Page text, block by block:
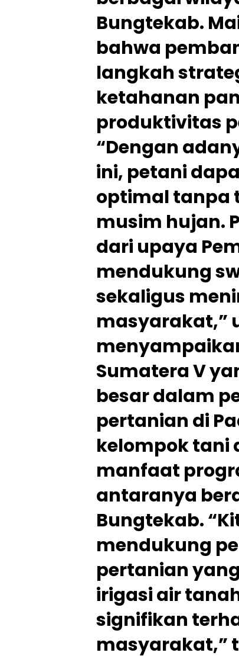
Bungtekab.
bahwa
langkah
ketahanan
produktivitas
“Dengan
ini, petani
optimal tanpa
musim hujan.
dari upaya
mendukung
sekaligus
masyarakat,”
Sumatera V
besar dalam
pertanian di
kelompok tani
manfaat
antaranya
Bungtekab.
mendukung
pertanian
irigasi air
signifikan
masyarakat,”